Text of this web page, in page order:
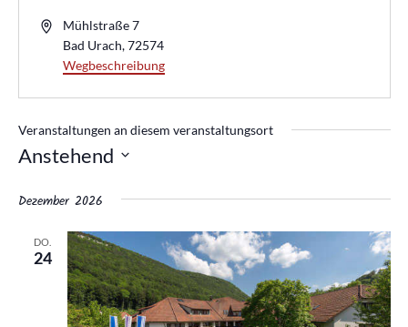
A
Mühlstraße 7
Bad Urach, 72574
Wegbeschreibung
Veranstaltungen an diesem veranstaltungsort
Anstehend
a
Dezember 2026
DO.
24